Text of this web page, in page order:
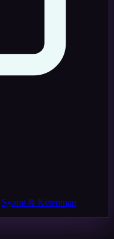
Syarat & Ketentuan